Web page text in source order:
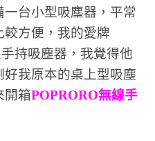
台小型吸塵器，平常
較方便，我的愛牌
持吸塵器，我覺得他
我原本的桌上型吸塵
開箱POPRORO無線手